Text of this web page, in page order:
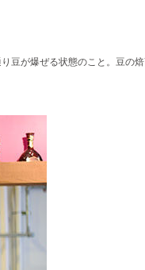
豆が爆ぜる状態のこと。豆の